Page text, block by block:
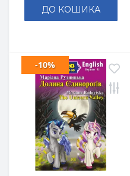
ДО КОШИКА
-10%